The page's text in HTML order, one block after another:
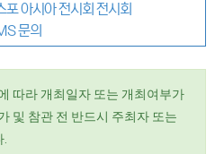
아시아 전시회 전시회
문의
따라 개최일자 또는 개최여부가
및 참관 전 반드시 주최자 또는